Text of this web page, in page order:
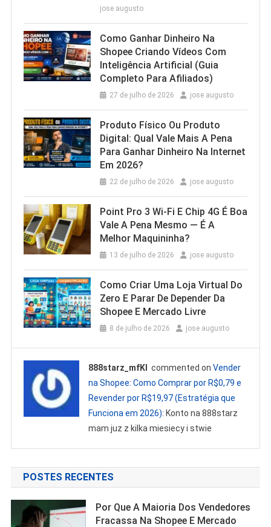
jose augusto
Como Ganhar Dinheiro Na
Shopee Criando Vídeos Com
Inteligência Artificial (Guia
Completo Para Afiliados)
27 de julho de 2026 jose augusto
Produto Físico Ou Produto
Digital: Qual Vale Mais A Pena
Para Ganhar Dinheiro Na Internet
Em 2026?
22 de julho de 2026 jose augusto
Point Pro 3 Wi‑Fi E Chip 4G É Boa
Vale A Pena Mesmo — É A
Melhor Maquininha?
13 de julho de 2026 jose augusto
Como Criar Uma Loja Virtual Do
Zero E Parar De Depender Da
Shopee E Mercado Livre
8 de julho de 2026 jose augusto
888starz_mfKl commented onVender
na Shopee: Como Comprar por R$0,79 e
Revender por R$19,97 (Estratégia que
Funciona em 2026): Konto na 888starz
mam juz z kilka miesiecy i stwie
POSTES RECENTES
Por Que A Maioria Dos Vendedores
Fracassa Na Shopee E Mercado